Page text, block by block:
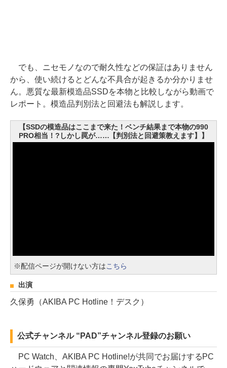
でも、ニセモノなので耐久性などの保証はありません
から、使い続けるとどんな不具合が起きるか分かりませ
ん。悪質な最新模造品SSDを本物と比較しながら動画で
レポート。模造品判別法と回避法も解説します。
【SSDの模造品はここまで来た！ベンチ結果まで本物の990
PRO相当！?しかし罠が……【判別法と回避策教えます】】
※配信ページが開けない方はこちら
出演
久保勇（AKIBA PC Hotline！デスク）
公式チャンネル “PAD”チャンネル登録のお願い
PC Watch、AKIBA PC Hotline!が共同でお届けするPC